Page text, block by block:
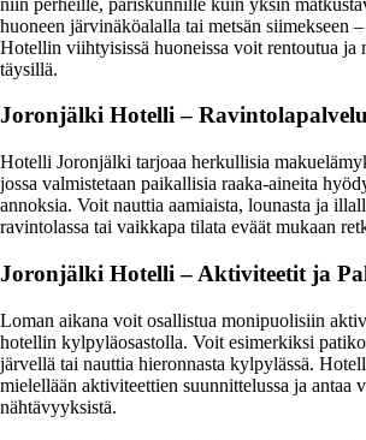
huoneen järvinäköalalla tai metsän siimekseen
Hotellin viihtyisissä huoneissa voit rentoutua ja
täysillä.
Joronjälki Hotelli –
Hotelli Joronjälki tarjoaa herkullisia
jossa valmistetaan paikallisia raaka-aineita
annoksia. Voit nauttia aamiaista, lounasta ja
ravintolassa tai vaikkapa tilata eväät mukaan
Joronjälki Hotelli – Aktiviteetit ja
Loman aikana voit osallistua monipuolisiin
hotellin kylpyläosastolla. Voit esimerkiksi
järvellä tai nauttia hieronnasta kylpylässä.
mielellään aktiviteettien suunnittelussa ja antaa
nähtävyyksistä.